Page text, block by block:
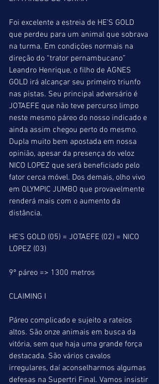
Foi excelente a estreia de HE’S GOLD
que perdeu para um animal que sobrava
na turma. Em condições normais na
direção do “trator pernambucano”
Leandro Henrique, o filho de AGNES
GOLD irá alcançar seu primeiro triunfo
nas pistas. Seu principal adversário é
JOTAEFE que não teve percurso limpo
neste mesmo páreo do nosso indicado e
ainda assim chegou perto do mesmo.
Dupla muito bem apostada em nossa
opinião, apesar da presença do veloz
NICO LOPEZ que será beneficiado pelo
fator cerca móvel. Dos demais, olho vivo
em OLYMPIC JUMBO que provavelmente
renderá mais com o aumento da
distância.
HE’S GOLD (05) = JOTAEFE (02) = NICO
LOPEZ (03)
9º páreo => 1300 metros
CLAIMING I
Páreo complicado e sujeito a rateios
altos. São onze animais em busca da
vitória, sem que haja uma grande força
destacada. São vários cavalos
irregulares, daí aconselharmos algumas
defesas na Supertri Final. Vamos insistir